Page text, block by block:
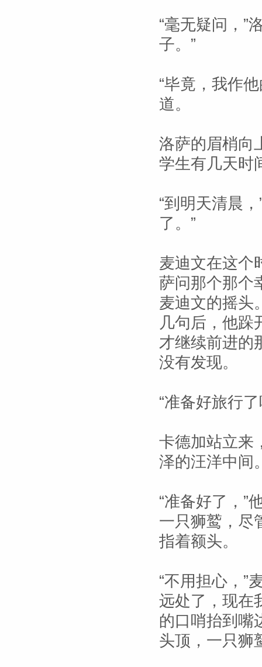
“毫无疑问，”
子。”
“毕竟，我作
道。
洛萨的眉梢向
学生有几天时
“到明天清晨
了。”
麦迪文在这个
萨问那个那个
麦迪文的摇头
几句后，他跺
才继续前进的
没有发现。
“准备好旅行
卡德加站立来
泽的汪洋中间
“准备好了，”
一只狮鹫，
指着额头。
“不用担心，”
远处了，现在
的口哨抬到嘴
头顶，一只狮